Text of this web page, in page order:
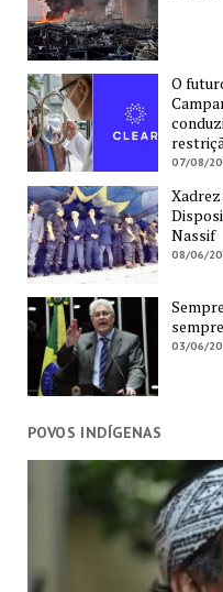
O
07/08/
Nassif
08/06/
sempre
03/06/
POVOS INDÍGENAS